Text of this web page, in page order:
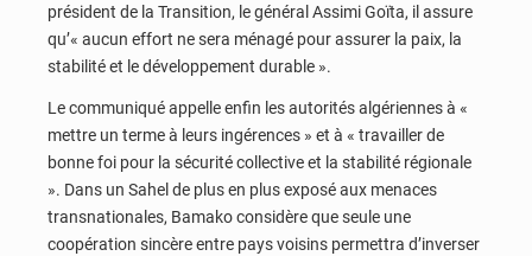
président de la Transition, le général Assimi Goïta, il assure
qu’« aucun effort ne sera ménagé pour assurer la paix, la
stabilité et le développement durable ».
Le communiqué appelle enfin les autorités algériennes à «
mettre un terme à leurs ingérences » et à « travailler de
bonne foi pour la sécurité collective et la stabilité régionale
». Dans un Sahel de plus en plus exposé aux menaces
transnationales, Bamako considère que seule une
coopération sincère entre pays voisins permettra d’inverser